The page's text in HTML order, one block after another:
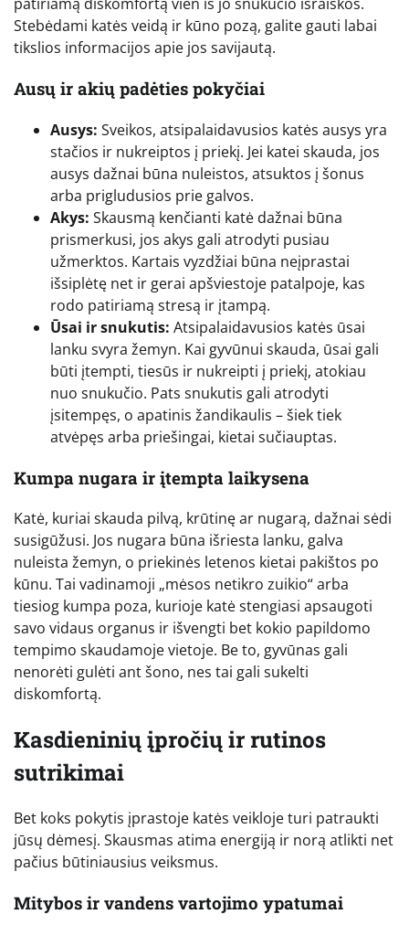
patiriamą diskomfortą vien iš jo snukučio išraiškos.
Stebėdami katės veidą ir kūno pozą, galite gauti labai
tikslios informacijos apie jos savijautą.
Ausų ir akių padėties pokyčiai
Ausys: Sveikos, atsipalaidavusios katės ausys yra
stačios ir nukreiptos į priekį. Jei katei skauda, jos
ausys dažnai būna nuleistos, atsuktos į šonus
arba prigludusios prie galvos.
Akys: Skausmą kenčianti katė dažnai būna
prismerkusi, jos akys gali atrodyti pusiau
užmerktos. Kartais vyzdžiai būna neįprastai
išsiplėtę net ir gerai apšviestoje patalpoje, kas
rodo patiriamą stresą ir įtampą.
Ūsai ir snukutis: Atsipalaidavusios katės ūsai
lanku svyra žemyn. Kai gyvūnui skauda, ūsai gali
būti įtempti, tiesūs ir nukreipti į priekį, atokiau
nuo snukučio. Pats snukutis gali atrodyti
įsitempęs, o apatinis žandikaulis – šiek tiek
atvėpęs arba priešingai, kietai sučiauptas.
Kumpa nugara ir įtempta laikysena
Katė, kuriai skauda pilvą, krūtinę ar nugarą, dažnai sėdi
susigūžusi. Jos nugara būna išriesta lanku, galva
nuleista žemyn, o priekinės letenos kietai pakištos po
kūnu. Tai vadinamoji „mėsos netikro zuikio“ arba
tiesiog kumpa poza, kurioje katė stengiasi apsaugoti
savo vidaus organus ir išvengti bet kokio papildomo
tempimo skaudamoje vietoje. Be to, gyvūnas gali
nenorėti gulėti ant šono, nes tai gali sukelti
diskomfortą.
Kasdieninių įpročių ir rutinos
sutrikimai
Bet koks pokytis įprastoje katės veikloje turi patraukti
jūsų dėmesį. Skausmas atima energiją ir norą atlikti net
pačius būtiniausius veiksmus.
Mitybos ir vandens vartojimo ypatumai